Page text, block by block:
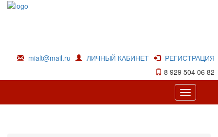
РЕГИСТРАЦИЯ
ЛИЧНЫЙ КАБИНЕТ
mialt@mail.ru
8 929 504 06 82
Toggle
navigation